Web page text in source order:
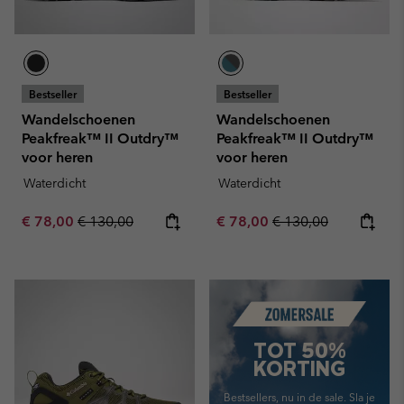
Bestseller
Wandelschoenen
Peakfreak™ II Outdry™
voor heren
Waterdicht
Sale price:
€ 78,00 Regular price:
€ 130,00
Bestseller
Wandelschoenen
Peakfreak™ II Outdry™
voor heren
Waterdicht
Sale price:
€ 78,00 Regular price:
€ 130,00
Summer Sale
TOT 50%
KORTING
Bestsellers, nu in de sale. Sla je